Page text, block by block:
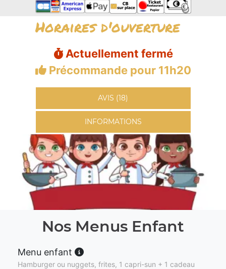
Horaires d'ouverture
Actuellement fermé
Précommande pour 11h20
AVIS (18)
INFORMATIONS
Nos Menus Enfant
Menu enfant
Hamburger ou nuggets, frites, 1 capri-sun + 1 cadeau